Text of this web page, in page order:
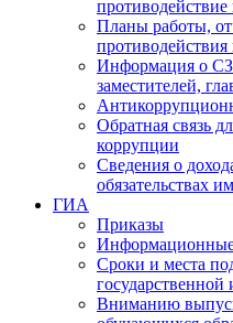
Планы работы,
Информация о
заместителей,
Обратная связь
коррупции
Сведения о
обязательствах
ГИА
Приказы
Сроки и места
государственной
Вниманию